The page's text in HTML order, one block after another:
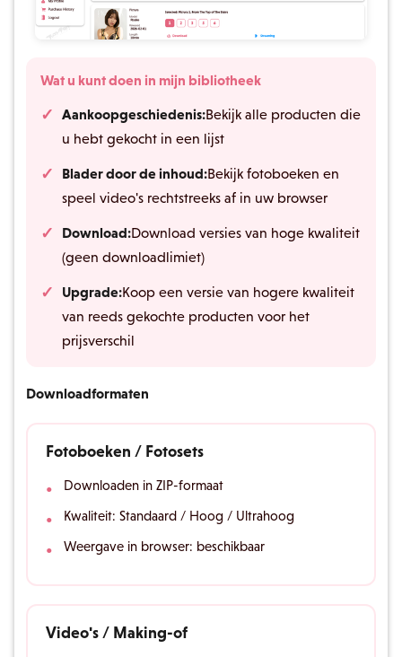
Wat u kunt doen in mijn bibliotheek
Aankoopgeschiedenis:Bekijk alle producten die
u hebt gekocht in een lijst
Blader door de inhoud:Bekijk fotoboeken en
speel video's rechtstreeks af in uw browser
Download:Download versies van hoge kwaliteit
(geen downloadlimiet)
Upgrade:Koop een versie van hogere kwaliteit
van reeds gekochte producten voor het
prijsverschil
Downloadformaten
Fotoboeken / Fotosets
Downloaden in ZIP-formaat
Kwaliteit: Standaard / Hoog / Ultrahoog
Weergave in browser: beschikbaar
Video's / Making-of